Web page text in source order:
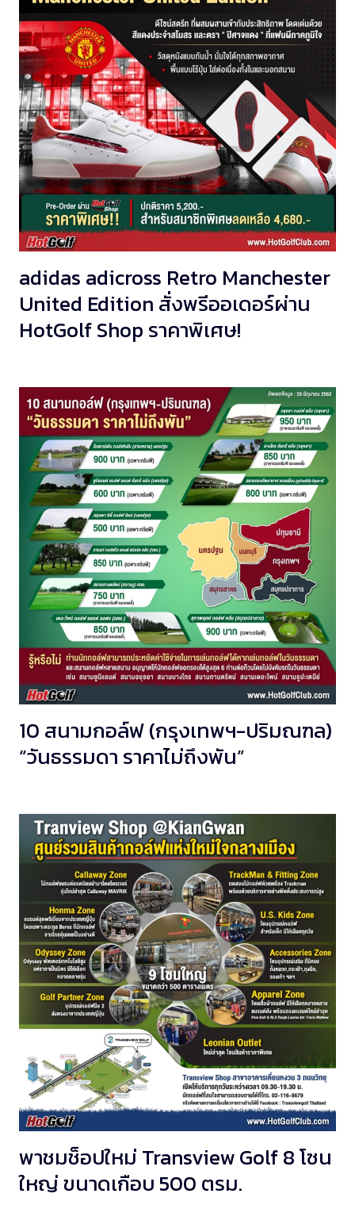
adidas adicross Retro Manchester
United Edition สั่งพรีออเดอร์ผ่าน
HotGolf Shop ราคาพิเศษ!
10 สนามกอล์ฟ (กรุงเทพฯ-ปริมณฑล)
“วันธรรมดา ราคาไม่ถึงพัน”
พาชมช็อปใหม่ Transview Golf 8 โซน
ใหญ่ ขนาดเกือบ 500 ตรม.